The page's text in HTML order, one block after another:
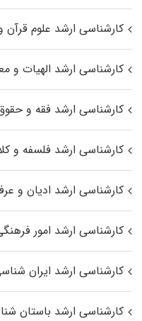
کارشناسی ارشد علوم
کارشناسی ارشد الهیات
کارشناسی ارشد فقه و
کارشناسی ارشد فلسفه و
کارشناسی ارشد ادیان و
کارشناسی ارشد امور
کارشناسی ارشد ایران
کارشناسی ارشد باستان